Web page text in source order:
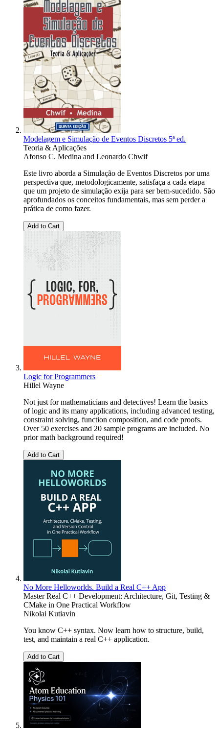
Modelagem e Simulação de Eventos Discretos 5ª ed.
Teoria & Aplicações
Afonso C. Medina and Leonardo Chwif
Este livro aborda a Simulação de Eventos Discretos por uma
perspectiva que, metodologicamente, satisfaça a cada etapa
que um projeto de simulação exija para ser bem-suce­dido. São
aprofundados os conceitos fundamentais, mas sem perder a
prática de como fazer.
Add to Cart
Logic for Programmers
Hillel Wayne
Not just for mathematicians and detectives! Learn the basics
of logic and its many applications, including advanced testing,
constraint solving, function composition, and code proofs.
Over 50 exercises and 20 sample programs are included. No
prior math background required!
Add to Cart
No More Helloworlds. Build a Real C++ App
Master Real C++ Development: Architecture, Git, Testing &
CMake in One Practical Workflow
Nikolai Kutiavin
You know C++ syntax. Now learn how to structure, build,
test, and maintain a real C++ application.
Add to Cart